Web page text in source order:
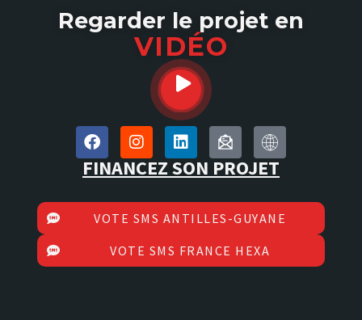
Regarder le projet en
VIDÉO
FINANCEZ SON PROJET
VOTE SMS ANTILLES-GUYANE
VOTE SMS FRANCE HEXA